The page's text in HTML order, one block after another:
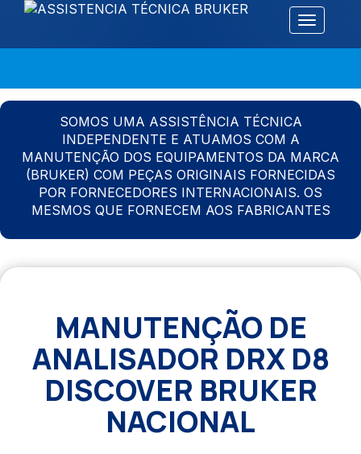
Alternar
SOMOS UMA ASSISTÊNCIA TÉCNICA
INDEPENDENTE E ATUAMOS COM A
MANUTENÇÃO DOS EQUIPAMENTOS DA MARCA
(BRUKER) COM PEÇAS ORIGINAIS FORNECIDAS
POR FORNECEDORES INTERNACIONAIS. OS
MESMOS QUE FORNECEM AOS FABRICANTES
MANUTENÇÃO DE
ANALISADOR DRX D8
DISCOVER BRUKER
NACIONAL